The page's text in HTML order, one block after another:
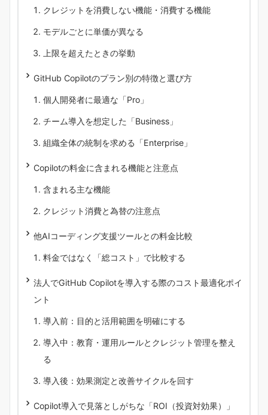
クレジットを消費しない機能・消費する機能
モデルごとに単価が異なる
上限を超えたときの挙動
GitHub Copilotのプラン別の特徴と選び方
個人開発者に最適な「Pro」
チーム導入を想定した「Business」
組織全体の統制を求める「Enterprise」
Copilotの料金に含まれる機能と注意点
含まれる主な機能
クレジット消費と為替の注意点
他AIコーディング支援ツールとの料金比較
料金ではなく「総コスト」で比較する
法人でGitHub Copilotを導入する際のコスト最適化ポイ
ント
導入前：目的と活用範囲を明確にする
導入中：教育・運用ルールとクレジット管理を整え
る
導入後：効果測定と改善サイクルを回す
Copilot導入で見落としがちな「ROI（投資対効果）」